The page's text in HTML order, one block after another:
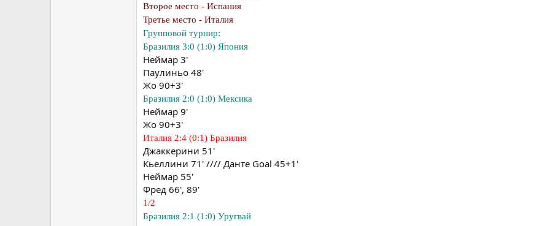
Второе место - Испания
Третье место - Италия
Групповой турнир:
Бразилия 3:0 (1:0) Япония
Неймар 3'
Паулиньо 48'
Жо 90+3'
Бразилия 2:0 (1:0) Мексика
Неймар 9'
Жо 90+3'
Италия 2:4 (0:1) Бразилия
Джаккерини 51'
Кьеллини 71' //// Данте Goal 45+1'
Неймар 55'
Фред 66', 89'
1/2
Бразилия 2:1 (1:0) Уругвай